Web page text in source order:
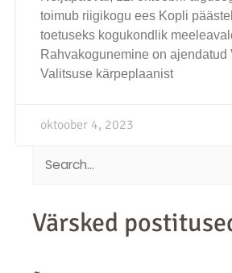
toimub riigikogu ees Kopli
toetuseks kogukondlik
Rahvakogunemine on ajendatud
Valitsuse kärpeplaanist
oktoober 4, 2023
Search
Värsked